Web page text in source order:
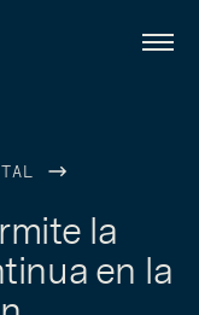
Menú
la
en la